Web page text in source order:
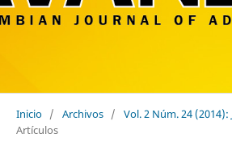
Inicio / Archivos / Vol. 2 Núm. 24
Artículos